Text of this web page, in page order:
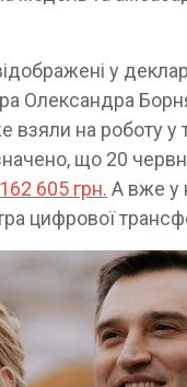
у
Олександра
взяли на роботу у
що 20
605 грн. А вже у
цифрової